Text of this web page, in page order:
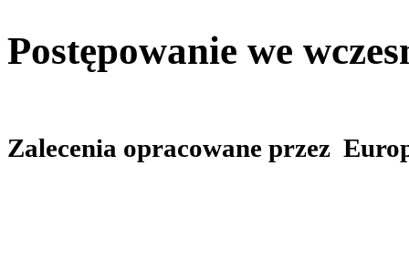
Postępowanie we
Zalecenia opracowane przez